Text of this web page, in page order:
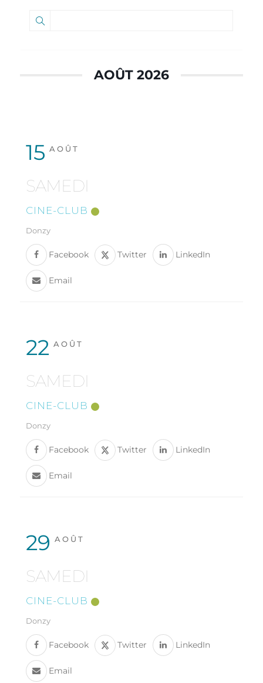
AOÛT 2026
15 AOÛT
SAMEDI
CINE-CLUB
Donzy
Facebook Twitter LinkedIn
Email
22 AOÛT
SAMEDI
CINE-CLUB
Donzy
Facebook Twitter LinkedIn
Email
29 AOÛT
SAMEDI
CINE-CLUB
Donzy
Facebook Twitter LinkedIn
Email